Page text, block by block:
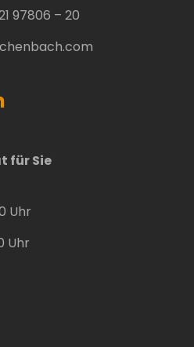
97806 – 20
für Sie
Uhr
Uhr